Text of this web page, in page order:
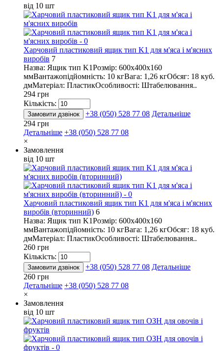
від 10 шт
Харчовий пластиковий ящик тип K1 для м'яса і м'ясних
виробів 7
Назва: Ящик тип K1Розмір: 600х400х160
ммВантажопідйомність: 10 кгВага: 1,26 кгОбсяг: 18 куб.
дмМатеріал: ПластикОсобливості: Штабелювання..
294 грн
Кількість:
Замовити дзвінок +38 (050) 528 77 08 Детальніше
294 грн
Детальніше +38 (050) 528 77 08
×
Замовлення
від 10 шт
Харчовий пластиковий ящик тип K1 для м'яса і м'ясних
виробів (вторинний) 6
Назва: Ящик тип K1Розмір: 600х400х160
ммВантажопідйомність: 10 кгВага: 1,26 кгОбсяг: 18 куб.
дмМатеріал: ПластикОсобливості: Штабелювання..
260 грн
Кількість:
Замовити дзвінок +38 (050) 528 77 08 Детальніше
260 грн
Детальніше +38 (050) 528 77 08
×
Замовлення
від 10 шт